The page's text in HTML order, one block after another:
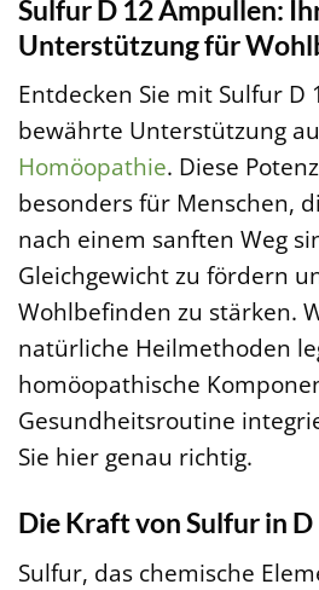
Sulfur D 12 Ampullen:
Unterstützung für
Entdecken Sie mit Sulfur D
bewährte Unterstützung
Homöopathie. Diese
besonders für Menschen,
nach einem sanften Weg
Gleichgewicht zu fördern
Wohlbefinden zu stärken.
natürliche Heilmethoden
homöopathische
Gesundheitsroutine
Sie hier genau richtig.
Die Kraft von Sulfur in D
Sulfur, das chemische